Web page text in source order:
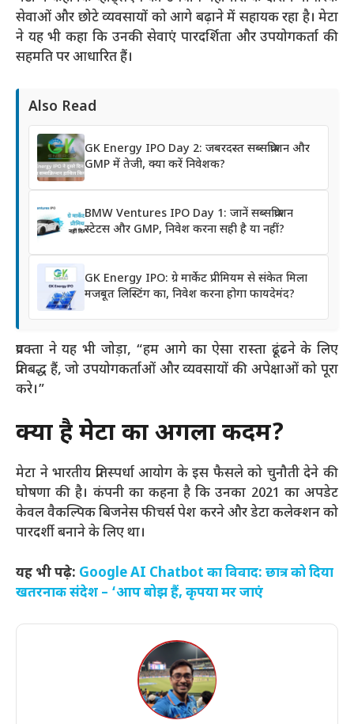
सेवाओं और छोटे व्यवसायों को आगे बढ़ाने में सहायक रहा है। मेटा
ने यह भी कहा कि उनकी सेवाएं पारदर्शिता और उपयोगकर्ता की
सहमति पर आधारित हैं।
Also Read
GK Energy IPO Day 2: जबरदस्त सब्सक्रिप्शन और
GMP में तेजी, क्या करें निवेशक?
BMW Ventures IPO Day 1: जानें सब्सक्रिप्शन
स्टेटस और GMP, निवेश करना सही है या नहीं?
GK Energy IPO: ग्रे मार्केट प्रीमियम से संकेत मिला
मजबूत लिस्टिंग का, निवेश करना होगा फायदेमंद?
प्रवक्ता ने यह भी जोड़ा, “हम आगे का ऐसा रास्ता ढूंढने के लिए
प्रतिबद्ध हैं, जो उपयोगकर्ताओं और व्यवसायों की अपेक्षाओं को पूरा
करे।”
क्या है मेटा का अगला कदम?
मेटा ने भारतीय प्रतिस्पर्धा आयोग के इस फैसले को चुनौती देने की
घोषणा की है। कंपनी का कहना है कि उनका 2021 का अपडेट
केवल वैकल्पिक बिजनेस फीचर्स पेश करने और डेटा कलेक्शन को
पारदर्शी बनाने के लिए था।
यह भी पढ़े: Google AI Chatbot का विवाद: छात्र को दिया
खतरनाक संदेश – ‘आप बोझ हैं, कृपया मर जाएं